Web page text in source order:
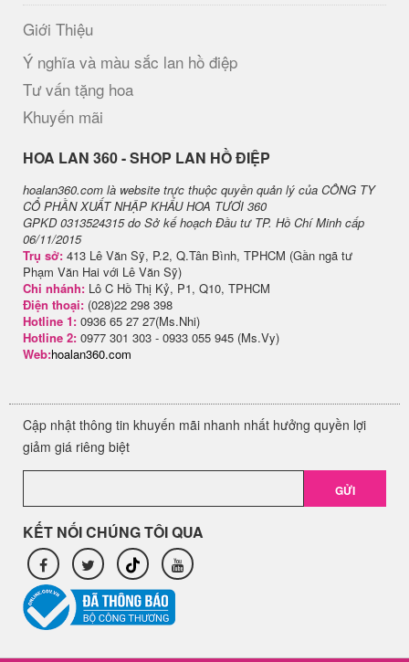
Giới Thiệu
Ý nghĩa và màu sắc lan hồ điệp
Tư vấn tặng hoa
Khuyến mãi
H​OA LAN 360 - SHOP LAN HỒ ĐIỆP
hoalan360.com là website trực thuộc quyền quản lý của CÔNG TY
CỔ PHẦN XUẤT NHẬP KHẨU HOA TƯƠI 360
GPKD 0313524315 do Sở kế hoạch Đầu tư TP. Hồ Chí Minh cấp
06/11/2015
Trụ sở: 413 Lê Văn Sỹ, P.2, Q.Tân Bình, TPHCM (Gần ngã tư
Phạm Văn Hai với Lê Văn Sỹ)
Chi nhánh: Lô C Hồ Thị Kỷ, P1, Q10, TPHCM
Điện thoại: (028)22 298 398
Hotline 1: 0936 65 27 27(Ms.Nhi)
Hotline 2: 0977 301 303 - 0933 055 945 (Ms.Vy)
Web:hoalan360.com
Cập nhật thông tin khuyến mãi nhanh nhất hưởng quyền lợi
giảm giá riêng biệt
GỬI
KẾT NỐI CHÚNG TÔI QUA